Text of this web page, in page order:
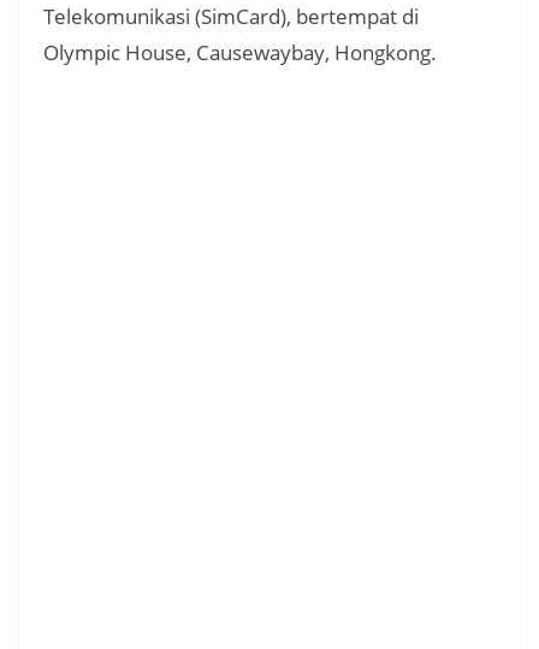
Telekomunikasi (SimCard), bertempat di
Olympic House, Causewaybay, Hongkong.